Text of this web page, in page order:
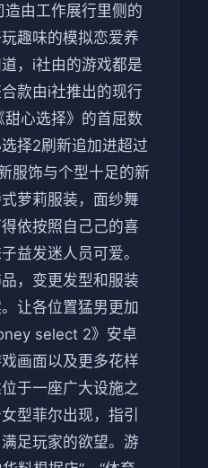
由工作展行里侧的
趣味的模拟恋爱养
，i社由的游戏都是
款由i社推出的现行
心选择》的首屈数
择2刷新追加进超过
服饰与个型十足的新
萝莉服装，面纱舞
依按照自己己的喜
益发迷人员可爱。
，变更发型和服装
让各位置猛男更加
select 2》安卓
画面以及更多花样
于一座广大设施之
型菲尔出现，指引
足玩家的欲望。游